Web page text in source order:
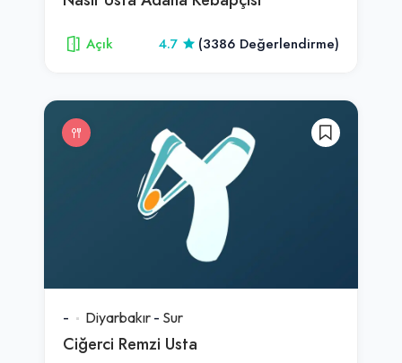
Açık 4.7 (3386 Değerlendirme)
- Diyarbakır - Sur
Ciğerci Remzi Usta